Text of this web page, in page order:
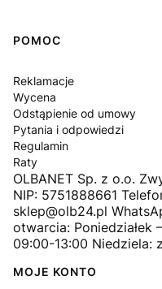
Linki w stopce
POMOC
Reklamacje
Wycena
Odstąpienie od umowy
Pytania i odpowiedzi
Regulamin
Raty
OLBANET Sp. z o.o.
NIP: 5751888661
sklep@olb24.pl
otwarcia: Poniedziałek
09:00-13:00 Niedziela:
MOJE KONTO